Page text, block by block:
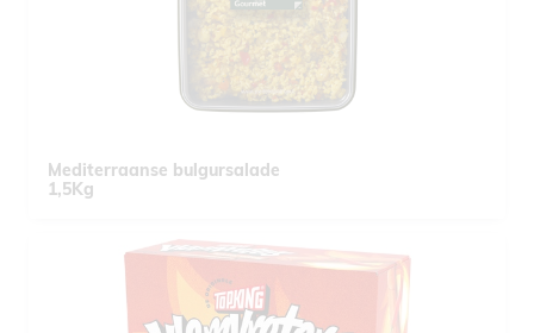
Mediterraanse bulgursalade
1,5Kg